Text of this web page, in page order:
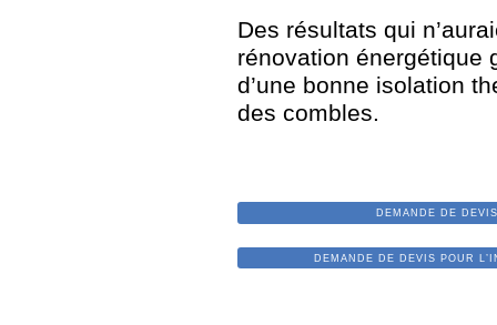
Des résultats qui
rénovation énergétique
d’une bonne isolation
des combles.
DEMANDE DE DEVIS
DEMANDE DE DEVIS POUR